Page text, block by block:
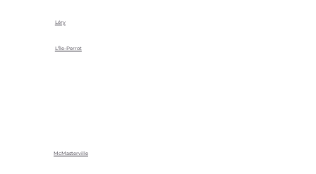
Léry
L'Île-Perrot
McMasterville